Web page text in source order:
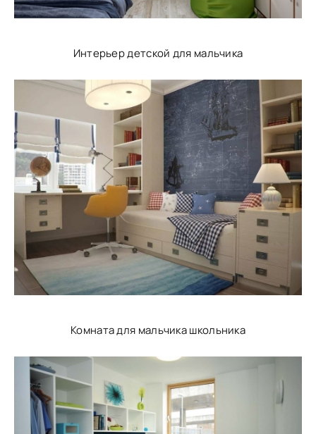
Интерьер детской для мальчика
Комната для мальчика школьника